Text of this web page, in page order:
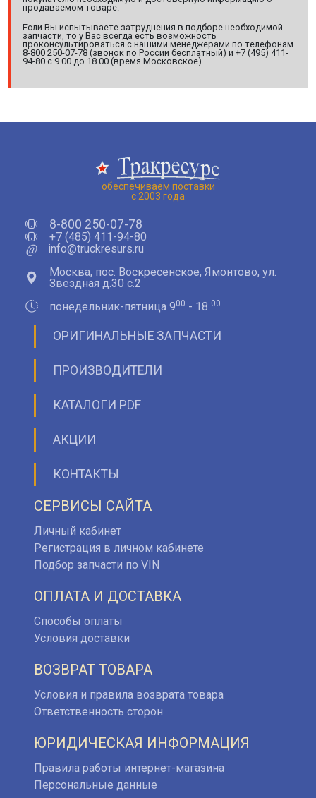
продаваемом товаре.
Если Вы испытываете затруднения в подборе необходимой
запчасти, то у Вас всегда есть возможность
проконсультироваться с нашими менеджерами по телефонам
8-800 250-07-78 (звонок по России бесплатный) и +7 (495) 411-
94-80 с 9.00 до 18.00 (время Московское)
обеспечиваем поставки
с 2003 года
8-800 250-07-78
+7 (485) 411-94-80
@
info@truckresurs.ru
Москва, пос. Воскресенское, Ямонтово, ул.
Звездная д.30 с.2
понедельник-пятница 900 - 18 00
ОРИГИНАЛЬНЫЕ ЗАПЧАСТИ
ПРОИЗВОДИТЕЛИ
КАТАЛОГИ PDF
АКЦИИ
КОНТАКТЫ
СЕРВИСЫ САЙТА
Личный кабинет
Регистрация в личном кабинете
Подбор запчасти по VIN
ОПЛАТА И ДОСТАВКА
Способы оплаты
Условия доставки
ВОЗВРАТ ТОВАРА
Условия и правила возврата товара
Ответственность сторон
ЮРИДИЧЕСКАЯ ИНФОРМАЦИЯ
Правила работы интернет-магазина
Персональные данные